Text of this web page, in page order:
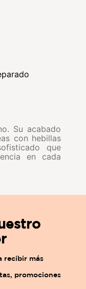
Su acabado
con hebillas
que
en cada